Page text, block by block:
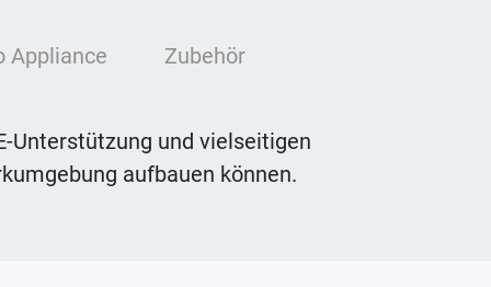
Appliance Zubehör
Unterstützung und vielseitigen
aufbauen können.